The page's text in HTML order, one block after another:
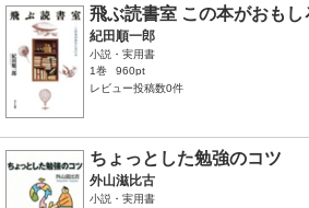
飛ぶ読書室 この本がおもし
紀田順一郎
小説・実用書
1巻
960pt
レビュー投稿数0件
ちょっとした勉強のコツ
外山滋比古
小説・実用書